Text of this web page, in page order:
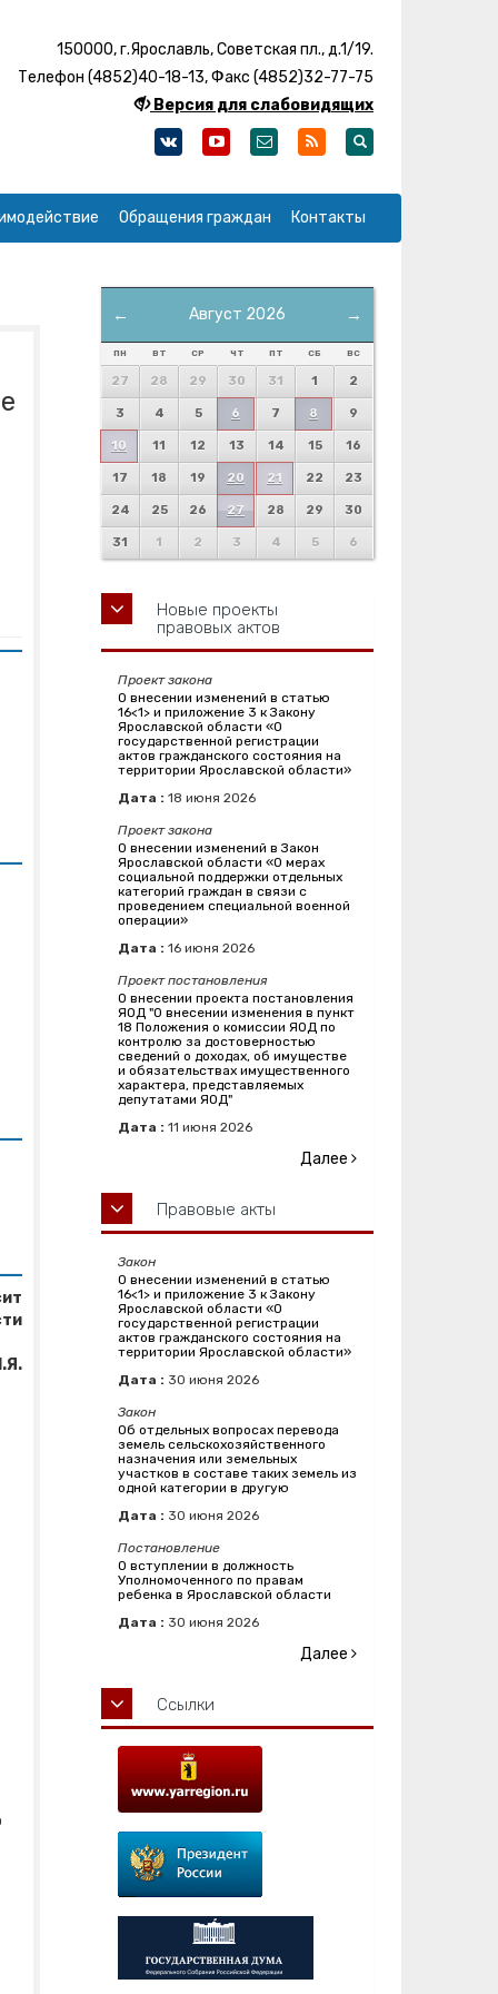
150000, г.Ярославль, Советская пл., д.1/19.
Телефон (4852)40-18-13, Факс (4852)32-77-75
Версия для слабовидящих
Обращения граждан Контакты
← →
Август 2026
ПН ВТ СР ЧТ ПТ СБ ВС
27 28 29 30 31 1 2
3 4 5 6 7 8 9
10 11 12 13 14 15 16
17 18 19 20 21 22 23
24 25 26 27 28 29 30
31 1 2 3 4 5 6
Новые проекты
правовых актов
Проект закона
О внесении изменений в статью
16<1> и приложение 3 к Закону
Ярославской области «О
государственной регистрации
актов гражданского состояния на
территории Ярославской области»
Дата : 18 июня 2026
Проект закона
О внесении изменений в Закон
Ярославской области «О мерах
социальной поддержки отдельных
категорий граждан в связи с
проведением специальной военной
операции»
Дата : 16 июня 2026
Проект постановления
О внесении проекта постановления
ЯОД "О внесении изменения в пункт
18 Положения о комиссии ЯОД по
контролю за достоверностью
сведений о доходах, об имуществе
и обязательствах имущественного
характера, представляемых
депутатами ЯОД"
Дата : 11 июня 2026
Далее
Правовые акты
Закон
О внесении изменений в статью
16<1> и приложение 3 к Закону
Ярославской области «О
государственной регистрации
актов гражданского состояния на
территории Ярославской области»
Дата : 30 июня 2026
Закон
Об отдельных вопросах перевода
земель сельскохозяйственного
назначения или земельных
участков в составе таких земель из
одной категории в другую
Дата : 30 июня 2026
Постановление
О вступлении в должность
Уполномоченного по правам
ребенка в Ярославской области
Дата : 30 июня 2026
Далее
Ссылки